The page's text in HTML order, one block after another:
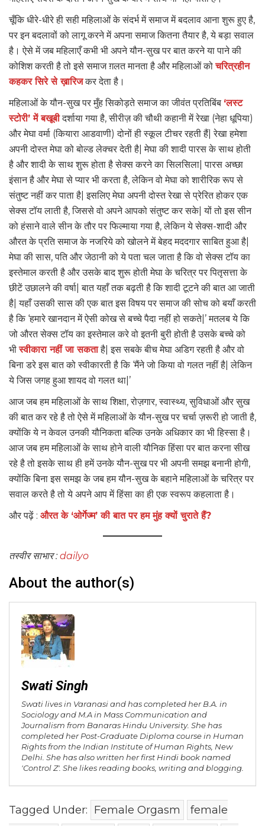
चूँकि धीरे-धीरे ही सही महिलाओं के संदर्भ में समाज में बदलाव आना शुरू हुए है,
पर इन बदलावों को लागू करने में अपना समाज कितना तैयार है, ये बड़ा सवाल
है। ऐसे में जब महिलाएँ कभी भी अपने यौन-सुख पर बात करने या पाने की
कोशिश करती है तो इसे समाज ग़लत मानता है और महिलाओं कोचरित्रहीन
कहकर सिरे से ख़ारिजकर देता है।
महिलाओं के यौन-सुख पर मुँह सिकोड़ते समाज का जीवंत प्रतिबिंब ‘लस्ट
स्टोरी’ में बखूबीदर्शाया गया है, सीरीज़ की चौथी कहानी में रेखा (नेहा धूपिया)
और मेघा वर्मा (कियारा आडवाणी) दोनों ही स्कूल टीचर रहती हैं| रेखा हमेशा
अपनी दोस्त मेघा को बोल्ड लेक्चर देती है| मेघा की शादी पारस के साथ होती
है और शादी के साथ शुरू होता है सेक्स करने का सिलसिला| पारस अच्छा
इंसान है और मेघा से प्यार भी करता है, लेकिन वो मेघा को शारीरिक रूप से
संतुष्ट नहीं कर पाता है| इसलिए मेघा अपनी दोस्त रेखा से प्रेरित होकर एक
सेक्स टॉय लाती है, जिससे वो अपने आपको संतुष्ट कर सके| यों तो इस सीन
को हंसाने वाले सीन के तौर पर फिल्माया गया है, लेकिन ये सेक्स-शादी और
औरत के प्रति समाज के नजरिये को खोलने में बेहद मददगार साबित हुआ है|
मेघा की सास, पति और जेठानी को ये पता चल जाता है कि वो सेक्स टॉय का
इस्तेमाल करती है और उसके बाद शुरू होती मेघा के चरित्र पर पितृसत्ता के
छीटें उछालने की वर्षा| बात यहाँ तक बढ़ती है कि शादी टूटने की बात आ जाती
है| यहाँ उसकी सास की एक बात इस विषय पर समाज की सोच को बयाँ करती
है कि ‘हमारे खानदान में ऐसी कोख से बच्चे पैदा नहीं हो सकते|’ मतलब ये कि
जो औरत सेक्स टॉय का इस्तेमाल करे वो इतनी बुरी होती है उसके बच्चे को
भीस्वीकारा नहीं जा सकताहै| इस सबके बीच मेघा अडिग रहती है और वो
बिना डरे इस बात को स्वीकारती है कि ‘मैंने जो किया वो गलत नहीं है| लेकिन
ये जिस जगह हुआ शायद वो गलत था|’
आज जब हम महिलाओं के साथ शिक्षा, रोज़गार, स्वास्थ्य, सुविधाओं और सुख
की बात कर रहे है तो ऐसे में महिलाओं के यौन-सुख पर चर्चा ज़रूरी हो जाती है,
क्योंकि ये न केवल उनकी यौनिकता बल्कि उनके अधिकार का भी हिस्सा है।
आज जब हम महिलाओं के साथ होने वाली यौनिक हिंसा पर बात करना सीख
रहे है तो इसके साथ ही हमें उनके यौन-सुख पर भी अपनी समझ बनानी होगी,
क्योंकि बिना इस समझ के जब हम यौन-सुख के बहाने महिलाओं के चरित्र पर
सवाल करते है तो ये अपने आप में हिंसा का ही एक स्वरूप कहलाता है।
और पढ़ें : औरत के ‘ओर्गेज्म’ की बात पर हम मुंह क्यों चुराते हैं?
तस्वीर साभार : dailyo
About the author(s)
Swati Singh
Swati lives in Varanasi and has completed her B.A. in
Sociology and M.A in Mass Communication and
Journalism from Banaras Hindu University. She has
completed her Post-Graduate Diploma course in Human
Rights from the Indian Institute of Human Rights, New
Delhi. She has also written her first Hindi book named
'Control Z'. She likes reading books, writing and blogging.
Tagged Under: Female Orgasm
female